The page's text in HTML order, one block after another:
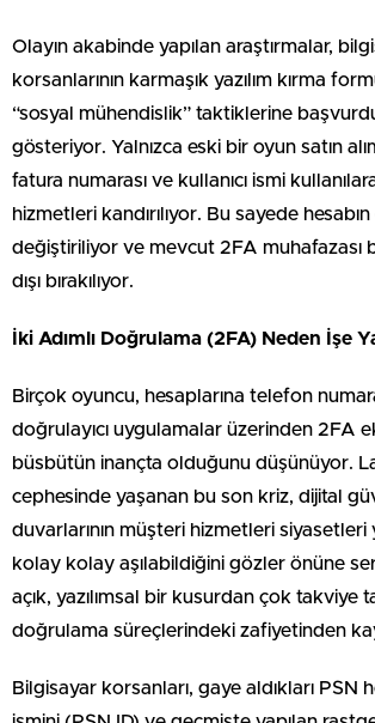
Olayın akabinde yapılan araştırmalar,
korsanlarının karmaşık yazılım kırma
“sosyal mühendislik” taktiklerine
gösteriyor. Yalnızca eski bir oyun satın
fatura numarası ve kullanıcı ismi
hizmetleri kandırılıyor. Bu sayede
değiştiriliyor ve mevcut 2FA muhafazası
dışı bırakılıyor.
İki Adımlı Doğrulama (2FA) Neden İşe
Birçok oyuncu, hesaplarına telefon
doğrulayıcı uygulamalar üzerinden 2FA
büsbütün inançta olduğunu düşünüyor.
cephesinde yaşanan bu son kriz, dijital
duvarlarının müşteri hizmetleri siyasetleri
kolay kolay aşılabildiğini gözler önüne
açık, yazılımsal bir kusurdan çok takviye
doğrulama süreçlerindeki zafiyetinden
Bilgisayar korsanları, gaye aldıkları PSN